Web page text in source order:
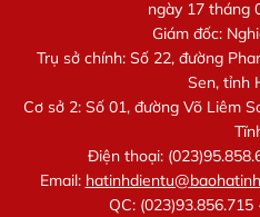
ngày 17 tháng
Giám đốc:
Trụ sở chính: Số 22, đường
Sen, tỉnh
Cơ sở 2: Số 01, đường Võ Liêm
Điện thoại:
Email:
QC: